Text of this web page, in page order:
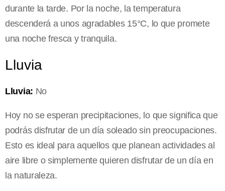
durante la tarde. Por la noche, la temperatura
descenderá a unos agradables 15°C, lo que promete
una noche fresca y tranquila.
Lluvia
Lluvia: No
Hoy no se esperan precipitaciones, lo que significa que
podrás disfrutar de un día soleado sin preocupaciones.
Esto es ideal para aquellos que planean actividades al
aire libre o simplemente quieren disfrutar de un día en
la naturaleza.